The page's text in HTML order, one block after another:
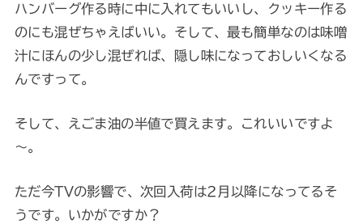
ハンバーグ作る時に中に入れてもいいし、クッキー作る
のにも混ぜちゃえばいい。そして、最も簡単なのは味噌
汁にほんの少し混ぜれば、隠し味になっておしいくなる
んですって。
そして、えごま油の半値で買えます。これいいですよ
～。
ただ今TVの影響で、次回入荷は2月以降になってるそ
うです。いかがですか？